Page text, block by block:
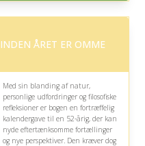
Fremragende Trustpilot rating
INDEN ÅRET ER OMME
Med sin blanding af natur,
personlige udfordringer og filosofiske
refleksioner er bogen en fortræffelig
kalendergave til en 52-årig, der kan
nyde eftertænksomme fortællinger
og nye perspektiver. Den kræver dog